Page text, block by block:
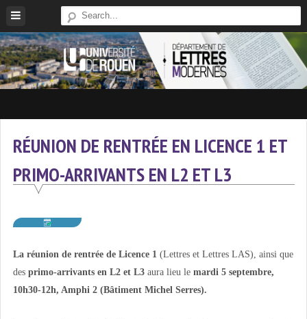
content
RÉUNION DE RENTRÉE EN LICENCE 1 ET
PRIMO-ARRIVANTS EN L2 ET L3
La réunion de rentrée de Licence 1 (Lettres et Lettres LAS), ainsi que
des primo-arrivants en L2 et L3aura lieu le mardi 5 septembre,
10h30-12h, Amphi 2 (Bâtiment Michel Serres).